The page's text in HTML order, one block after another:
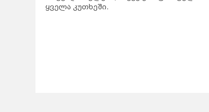
ყველა კუთხეში.